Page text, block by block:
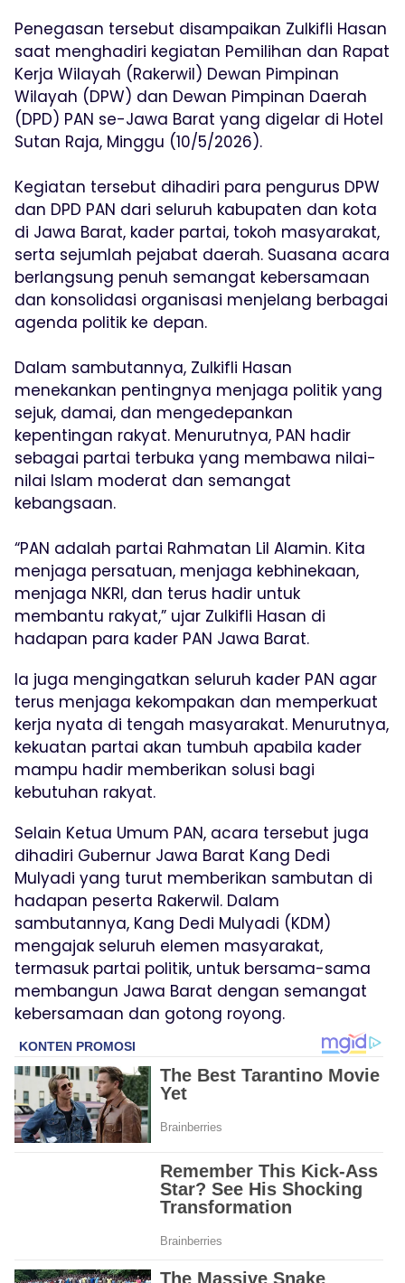
Penegasan tersebut disampaikan Zulkifli Hasan
saat menghadiri kegiatan Pemilihan dan Rapat
Kerja Wilayah (Rakerwil) Dewan Pimpinan
Wilayah (DPW) dan Dewan Pimpinan Daerah
(DPD) PAN se-Jawa Barat yang digelar di Hotel
Sutan Raja, Minggu (10/5/2026).
Kegiatan tersebut dihadiri para pengurus DPW
dan DPD PAN dari seluruh kabupaten dan kota
di Jawa Barat, kader partai, tokoh masyarakat,
serta sejumlah pejabat daerah. Suasana acara
berlangsung penuh semangat kebersamaan
dan konsolidasi organisasi menjelang berbagai
agenda politik ke depan.
Dalam sambutannya, Zulkifli Hasan
menekankan pentingnya menjaga politik yang
sejuk, damai, dan mengedepankan
kepentingan rakyat. Menurutnya, PAN hadir
sebagai partai terbuka yang membawa nilai-
nilai Islam moderat dan semangat
kebangsaan.
“PAN adalah partai Rahmatan Lil Alamin. Kita
menjaga persatuan, menjaga kebhinekaan,
menjaga NKRI, dan terus hadir untuk
membantu rakyat,” ujar Zulkifli Hasan di
hadapan para kader PAN Jawa Barat.
Ia juga mengingatkan seluruh kader PAN agar
terus menjaga kekompakan dan memperkuat
kerja nyata di tengah masyarakat. Menurutnya,
kekuatan partai akan tumbuh apabila kader
mampu hadir memberikan solusi bagi
kebutuhan rakyat.
Selain Ketua Umum PAN, acara tersebut juga
dihadiri Gubernur Jawa Barat Kang Dedi
Mulyadi yang turut memberikan sambutan di
hadapan peserta Rakerwil. Dalam
sambutannya, Kang Dedi Mulyadi (KDM)
mengajak seluruh elemen masyarakat,
termasuk partai politik, untuk bersama-sama
membangun Jawa Barat dengan semangat
kebersamaan dan gotong royong.